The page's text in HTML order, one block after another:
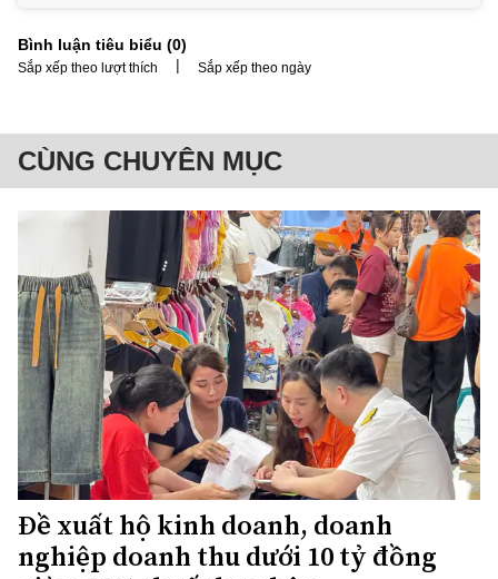
Bình luận tiêu biểu (0)
Sắp xếp theo lượt thích | Sắp xếp theo ngày
CÙNG CHUYÊN MỤC
Đề xuất hộ kinh doanh, doanh
nghiệp doanh thu dưới 10 tỷ đồng